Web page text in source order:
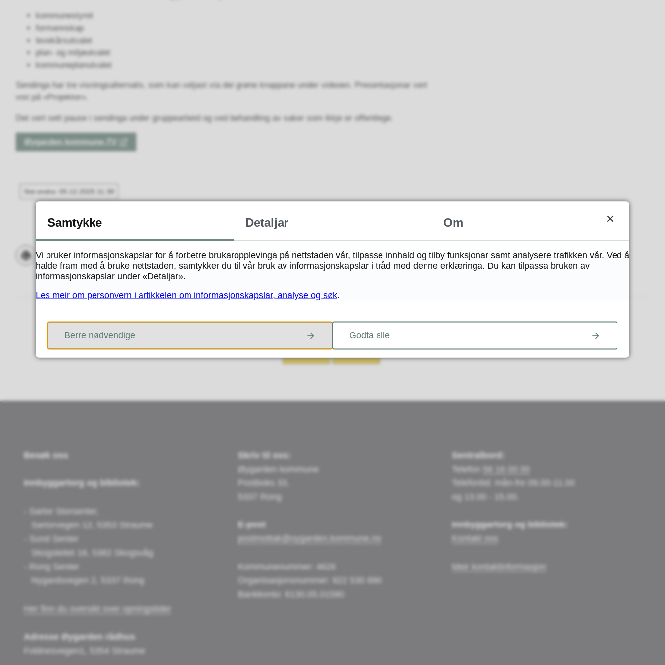
kommunestyret
formannskap
levekårsutvalet
plan- og miljøutvalet
kommuneplanutvalet
Sendinga har tre visningsalternativ, som kan veljast via dei grøne knappane under videoen. Presentasjonar vert
vist på «Projektor».
Det vert sett pause i sendinga under gruppearbeid og ved behandling av saker som ikkje er offentlege.
Øygarden kommune-TV
Sist endra 05.12.2025 11.38
Skriv utDel på Facebook
Del på Twitter
Del på LinkedIn
Tips en venn
Fann du det du leita etter?
JA NEI
Besøk oss
Innbyggartorg og bibliotek:
- Sartor Storsenter,
Sartorvegen 12, 5353 Straume
- Sund Senter
Skogsleitet 16, 5382 Skogsvåg
- Rong Senter
Nygardsvegen 2, 5337 Rong
Her finn du oversikt over opningstider
Adresse Øygarden rådhus
Foldnesvegen1, 5354 Straume
Skriv til oss:
Øygarden kommune
Postboks 33,
5337 Rong
E-post
postmottak@oygarden.kommune.no
Kommunenummer: 4626
Organisasjonsnummer: 922 530 890
Bankkonto: 6130.05.01590
Sentralbord:
Telefon
56 16 00 00
Telefontid: mån-fre 09.00-11.00
og 13.00 - 15.00.
Innbyggartorg og bibliotek:
Kontakt oss
Meir kontaktinformasjon
Samtykke Detaljar Om
Vi bruker informasjonskapslar for å forbetre brukaropplevinga på nettstaden vår, tilpasse innhald og tilby funksjonar samt analysere trafikken vår. Ved å
halde fram med å bruke nettstaden, samtykker du til vår bruk av informasjonskapslar i tråd med denne erklæringa. Du kan tilpassa bruken av
informasjonskapslar under «Detaljar».
Les meir om personvern i artikkelen om informasjonskapslar, analyse og søk.
Berre nødvendige Godta alle